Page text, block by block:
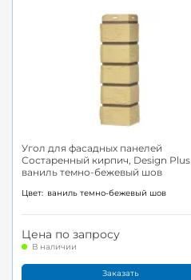
Угол для фасадных панелей
Состаренный кирпич, Design Plus
ваниль темно-бежевый шов
Цвет: ваниль темно-бежевый шов
Цена по запросу
В наличии
Заказать